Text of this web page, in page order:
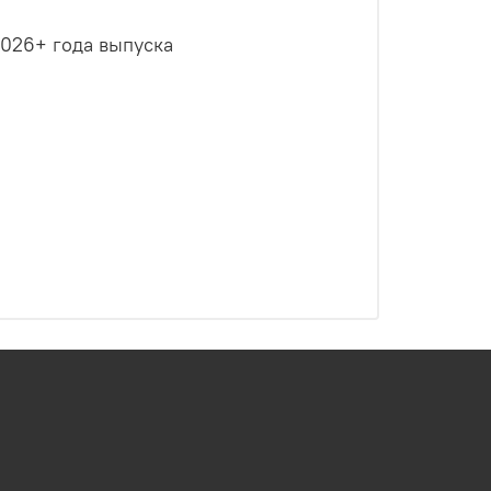
года выпуска